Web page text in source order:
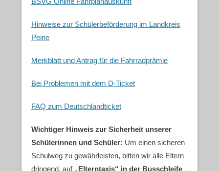
Hinweise zur Schülerbeförderung im Landkreis
Peine
Merkblatt und Antrag für die Fahrradprämie
Bei Problemen mit dem D-Ticket
FAQ zum Deutschlandticket
Wichtiger Hinweis zur Sicherheit unserer
Schülerinnen und Schüler: Um einen sicheren
Schulweg zu gewährleisten, bitten wir alle Eltern
dringend, auf „Elterntaxis“ in der Busschleife